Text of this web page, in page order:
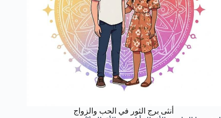
أنثى برج الثور في الحب والزواج